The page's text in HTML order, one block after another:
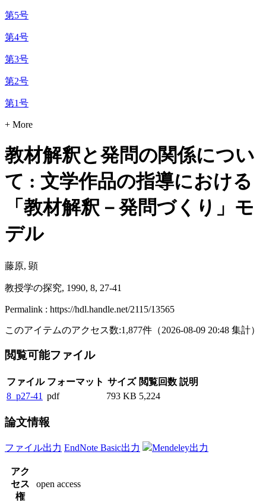
第5号
第4号
第3号
第2号
第1号
+ More
教材解釈と発問の関係につい
て : 文学作品の指導における
「教材解釈－発問づくり」モ
デル
藤原, 顕
教授学の探究, 1990, 8, 27-41
Permalink : https://hdl.handle.net/2115/13565
このアイテムのアクセス数:1,877件 （2026-08-09 20:48 集計）
閲覧可能ファイル
ファイル フォーマット サイズ 閲覧回数 説明
8_p27-41 pdf 793 KB 5,224
論文情報
ファイル出力 EndNote Basic出力 Mendeley出力
アク
セス
権
open access